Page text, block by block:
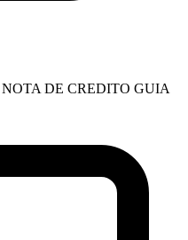
NOTA DE CREDITO GUIA